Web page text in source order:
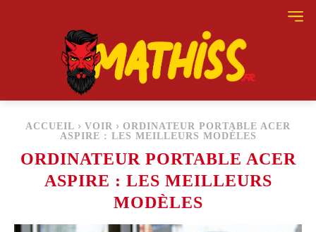
ACCUEIL VOIR
ORDINATEUR PORTABLE ACER
ASPIRE : LES MEILLEURS MODÈLES
ORDINATEUR PORTABLE ACER
ASPIRE : LES MEILLEURS
MODÈLES